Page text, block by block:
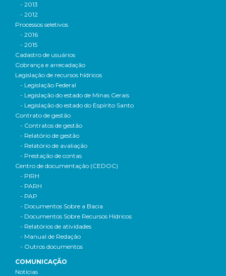
- 2013
- 2012
Processos seletivos
- 2016
- 2015
Cadastro de usuários
Cobrança e arrecadação
Legislação de recursos hídricos
- Legislação Federal
- Legislação do estado de Minas Gerais
- Legislação do estado do Espírito Santo
Contrato de gestão
- Contratos de gestão
- Relatório de gestão
- Relatório de avaliação
- Prestação de contas
Centro de documentação (CEDOC)
- PIRH
- PARH
- PAP
- Documentos Sobre a Bacia
- Documentos Sobre Recursos Hídricos
- Relatórios de atividades
- Manual de Redação
- Outros documentos
COMUNICAÇÃO
Notícias